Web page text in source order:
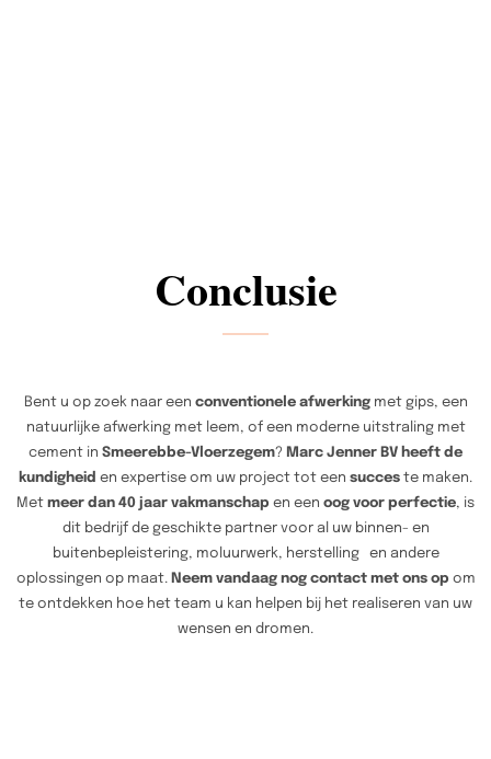
Conclusie
Bent u op zoek naar een conventionele afwerkingmet gips, een
natuurlijke afwerking met leem, of een moderne uitstraling met
cement in Smeerebbe-Vloerzegem? Marc Jenner BV heeft de
kundigheid en expertise om uw project tot een succes te maken.
Met meer dan 40 jaar vakmanschap en een oog voor perfectie, is
dit bedrijf de geschikte partner voor al uw binnen- en
buitenbepleistering, moluurwerk, herstelling en andere
oplossingen op maat. Neem vandaag nog contact met ons op om
te ontdekken hoe het team u kan helpen bij het realiseren van uw
wensen en dromen.